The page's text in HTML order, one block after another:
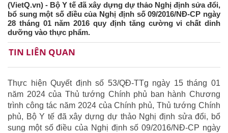
(VietQ.vn) - Bộ Y tế đã xây dựng dự thảo Nghị định sửa đổi,
bổ sung một số điều của Nghị định số 09/2016/NĐ-CP ngày
28 tháng 01 năm 2016 quy định tăng cường vi chất dinh
dưỡng vào thực phẩm.
TIN LIÊN QUAN
Thực hiện Quyết định số 53/QĐ-TTg ngày 15 tháng 01
năm 2024 của Thủ tướng Chính phủ ban hành Chương
trình công tác năm 2024 của Chính phủ, Thủ tướng Chính
phủ, Bộ Y tế đã xây dựng dự thảo Nghị định sửa đổi, bổ
sung một số điều của Nghị định số 09/2016/NĐ-CP ngày